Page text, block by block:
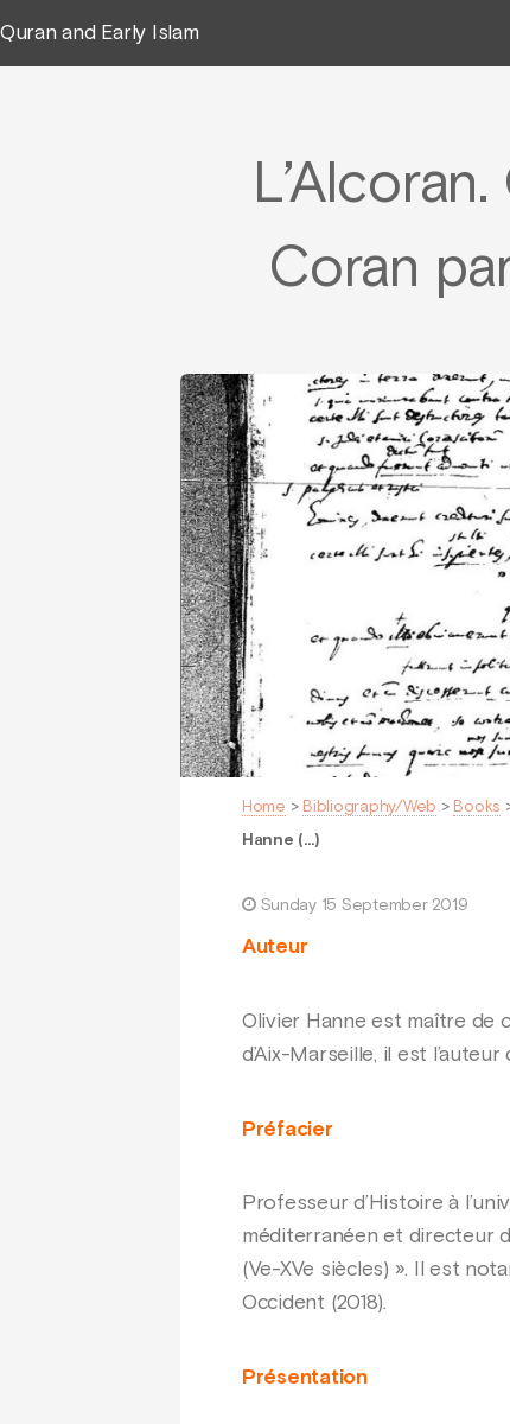
Quran and Early Islam
Coran
Home > Bibliography/Web > Books
Hanne (…)
Sunday 15 September 2019
Auteur
Olivier Hanne est maître de
d’Aix-Marseille, il est
Préfacier
Professeur d’Histoire à
méditerranéen et directeur
(Ve-XVe siècles) ». Il est
Occident (2018).
Présentation